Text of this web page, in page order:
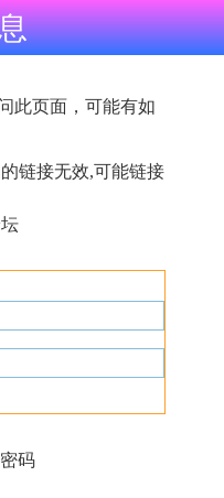
此页面，可能有如
链接无效,可能链接
码